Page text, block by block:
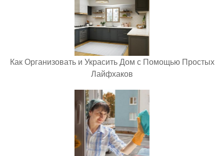
Как Организовать и Украсить Дом с Помощью Простых
Лайфхаков